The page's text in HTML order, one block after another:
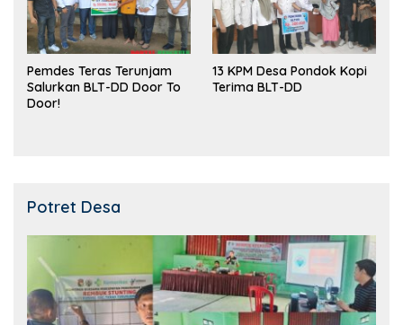
Pemdes Teras Terunjam
Salurkan BLT-DD Door To
Door!
13 KPM Desa Pondok Kopi
Terima BLT-DD
Potret Desa